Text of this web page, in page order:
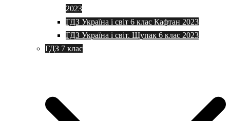
2023
ГДЗ Україна і світ 6 клас Кафтан 2023
ГДЗ Україна і світ. Щупак 6 клас 2023
ГДЗ 7 клас